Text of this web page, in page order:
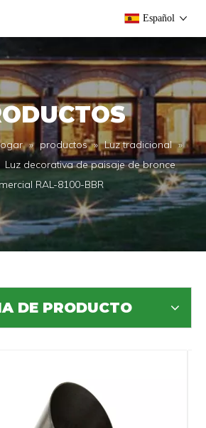
Español
» productos » Luz tradicional »
Luz decorativa de paisaje de bronce
RAL-8100-BBR
DE PRODUCTO